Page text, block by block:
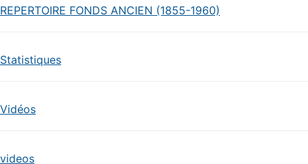
REPERTOIRE FONDS ANCIEN (1855-1960)
Statistiques
Vidéos
videos